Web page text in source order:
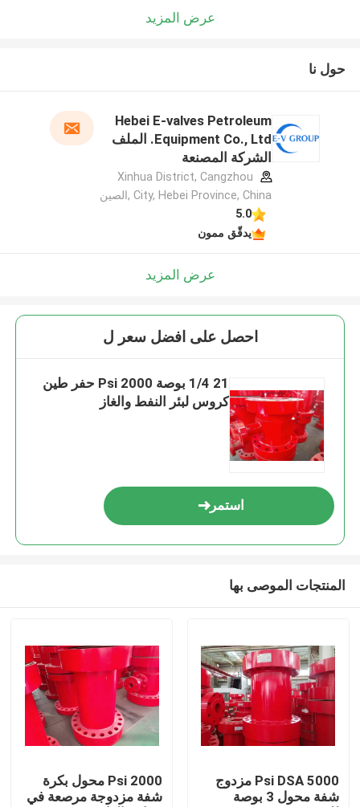
عرض المزيد
حول نا
Hebei E-valves Petroleum
Equipment Co., Ltd. الملف
الشركة المصنعة
Xinhua District, Cangzhou
City, Hebei Province, China ,الصين
5.0
يدقّق ممون
عرض المزيد
احصل على افضل سعر ل
21 1/4 بوصة 2000 Psi حفر طين
كروس لبئر النفط والغاز
استمر
المنتجات الموصى بها
5000 Psi DSA مزدوج
شفة محول 3 بوصة
2000 Psi محول بكرة
شفة مزدوجة مرصعة في